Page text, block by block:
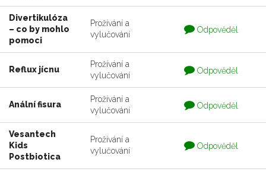
Divertikulóza
– co by mohlo
pomoci
Prožívání a
vylučování
Otázka
je
Odpověděl
Reflux jícnu
Prožívání a
vylučování
Otázka
je
zodpovedaná
Odpověděl
Anální fisura
Prožívání a
vylučování
Otázka
je
zodpovedaná
Odpověděl
Vesantech
Kids
Postbiotica
Prožívání a
vylučování
Otázka
je
Odpověděl